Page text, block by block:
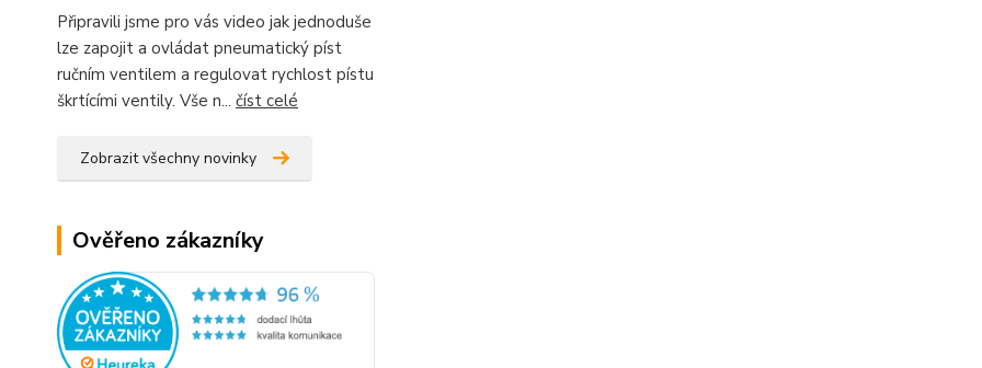
Připravili jsme pro vás video jak jednoduše
lze zapojit a ovládat pneumatický píst
ručním ventilem a regulovat rychlost pístu
škrtícími ventily. Vše n... číst celé
Zobrazit všechny novinky
Ověřeno zákazníky